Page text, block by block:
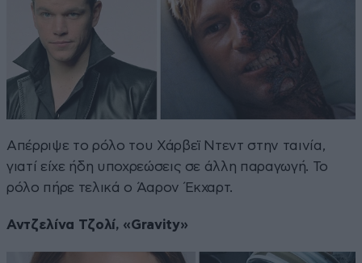
Απέρριψε το ρόλο του Χάρβεϊ Ντεντ στην ταινία,
γιατί είχε ήδη υποχρεώσεις σε άλλη παραγωγή. Το
ρόλο πήρε τελικά ο Άαρον Έκχαρτ.
Αντζελίνα Τζολί, «Gravity»